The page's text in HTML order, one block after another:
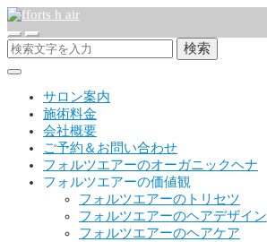
検索
サロン案内
施術料金
会社概要
ご予約＆お問い合わせ
フォルツエアーのオーガニックヘナ
フォルツエアーの価値観
フォルツエアーのトリセツ
フォルツエアーのヘアデザイン
フォルツエアーのヘアケア